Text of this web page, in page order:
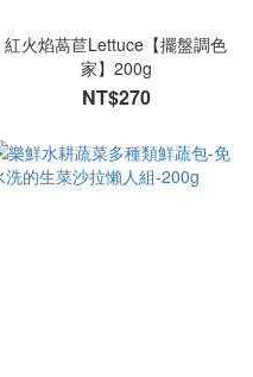
紅火焰萵苣Lettuce【擺盤調色
家】200g
NT$270